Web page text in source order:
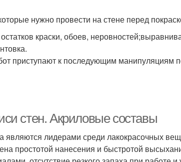
нужно провести на стене перед
краски, обоев,
приступают к последующим манипуляциям
стен. Акриловые составы
являются лидерами среди лакокрасочных
простотой нанесения и быстротой